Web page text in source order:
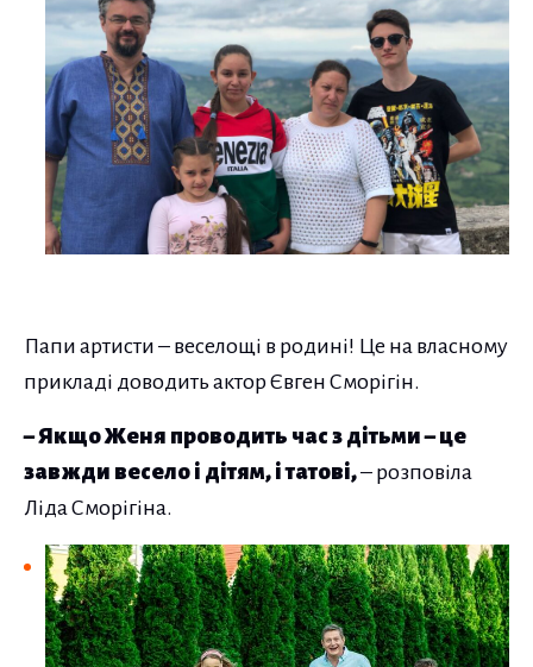
Папи артисти – веселощі в родині! Це на власному
прикладі доводить актор Євген Сморігін.
– Якщо Женя проводить час з дітьми – це
завжди весело і дітям, і татові,– розповіла
Ліда Сморігіна.